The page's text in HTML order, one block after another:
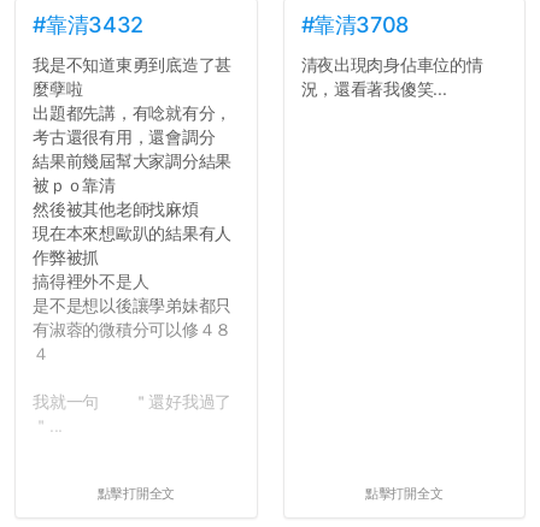
績無法體現你們的努力，但
往後你們正直的態度一定會
讓你們在社會上適應得更
好。最後，那些作弊的同
學，你們要瞭解到作弊對你
們而言是沒有任何好處的，
大學是你們唯一可以勇敢認
錯但不需要付出太大代價的
地方，你們在這時候如果不
會學會...
#靠清3432
我是不知道東勇到底造了甚
麼孽啦
出題都先講，有唸就有分，
考古還很有用，還會調分
結果前幾屆幫大家調分結果
被ｐｏ靠清
然後被其他老師找麻煩
現在本來想歐趴的結果有人
作弊被抓
搞得裡外不是人
是不是想以後讓學弟妹都只
有淑蓉的微積分可以修４８
４
我就一句 ＂還好我過了
＂...
點擊打開全文
#靠清3708
清夜出現肉身佔車位的情
況，還看著我傻笑...
點擊打開全文